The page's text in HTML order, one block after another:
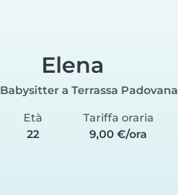
Elena
Babysitter a Terrassa Padovana
Età
22
Tariffa oraria
9,00 €/ora